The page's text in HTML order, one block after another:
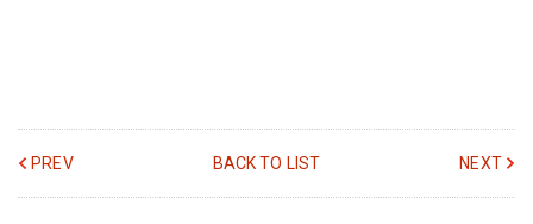
PREV BACK TO LIST NEXT